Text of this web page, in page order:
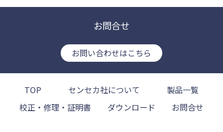
お問合せ
お問い合わせはこちら
TOP センセカ社について
製品一覧
校正・修理・証明書
ダウンロード お問合せ